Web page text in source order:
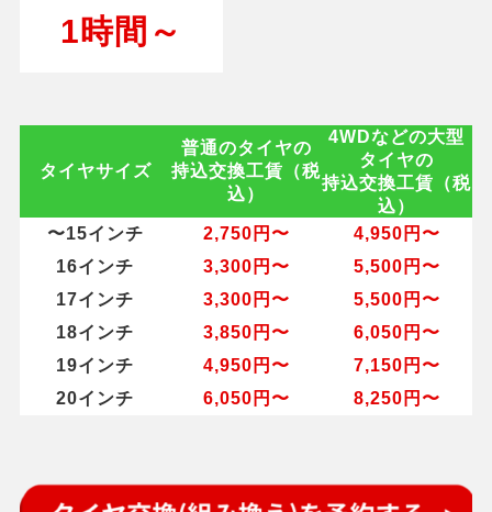
1時間～
タイヤサイズ
普通のタイヤの
持込交換工賃（税
込）
4WDなどの大型
タイヤの
持込交換工賃（税
込）
〜15インチ
2,750円〜
4,950円〜
16インチ
3,300円〜
5,500円〜
17インチ
3,300円〜
5,500円〜
18インチ
3,850円〜
6,050円〜
19インチ
4,950円〜
7,150円〜
20インチ
6,050円〜 8,250円〜